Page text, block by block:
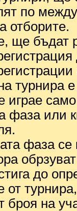
по
отборите.
ще бъдат
турнира
играе
фаза или
фаза
до
от
броя на